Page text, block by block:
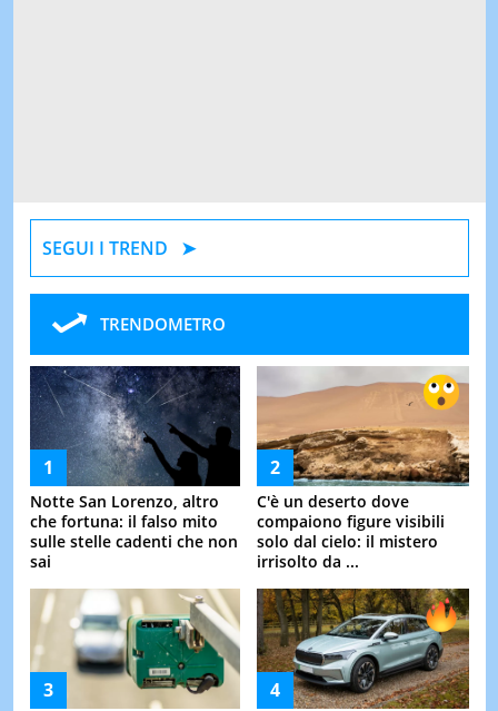
SEGUI I TREND
TRENDOMETRO
Notte San Lorenzo, altro
che fortuna: il falso mito
sulle stelle cadenti che non
sai
C'è un deserto dove
compaiono figure visibili
solo dal cielo: il mistero
irrisolto da ...